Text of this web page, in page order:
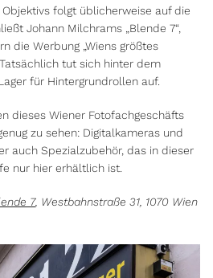
folgt üblicherweise auf die
Johann Milchrams „Blende 7“,
die Werbung „Wiens größtes
tut sich hinter dem
für Hintergrundrollen auf.
dieses Wiener Fotofachgeschäfts
zu sehen: Digitalkameras und
auch Spezialzubehör, das in dieser
nur hier erhältlich ist.
7, Westbahnstraße 31, 1070 Wien